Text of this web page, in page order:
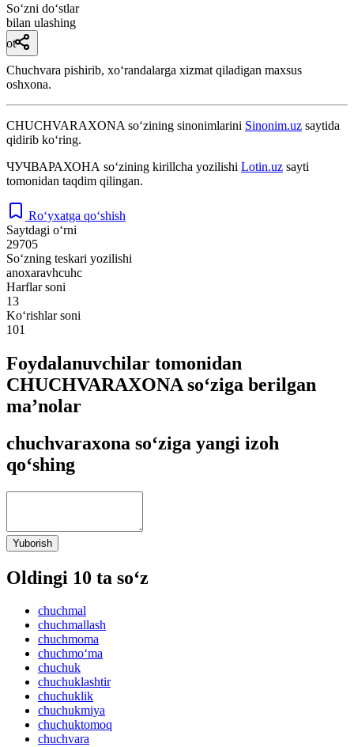
So‘zni do‘stlar
bilan ulashing
ot
Chuchvara pishirib, xoʻrandalarga xizmat qiladigan maxsus
oshxona.
CHUCHVARAXONA so‘zining sinonimlarini Sinonim.uz saytida
qidirib ko‘ring.
ЧУЧВАРАХОНА so‘zining kirillcha yozilishi Lotin.uz sayti
tomonidan taqdim qilingan.
Ro‘yxatga qo‘shish
Saytdagi o‘rni
29705
So‘zning teskari yozilishi
anoxaravhcuhc
Harflar soni
13
Ko‘rishlar soni
101
Foydalanuvchilar tomonidan
CHUCHVARAXONA so‘ziga berilgan
ma’nolar
chuchvaraxona so‘ziga yangi izoh
qo‘shing
Yuborish
Oldingi 10 ta so‘z
chuchmal
chuchmallash
chuchmoma
chuchmo‘ma
chuchuk
chuchuklashtir
chuchuklik
chuchukmiya
chuchuktomoq
chuchvara